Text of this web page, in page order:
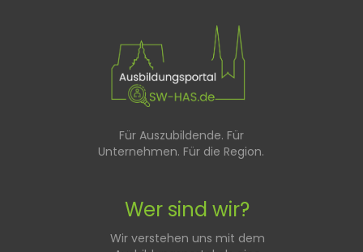
Für Auszubildende. Für
Unternehmen. Für die Region.
Wer sind wir?
Wir verstehen uns mit dem